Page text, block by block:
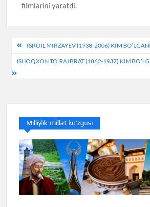
filmlarini yaratdi.
Post
menyusi
ISROIL MIRZAYEV (1938-2006) KIM
ISHOQXON TO‘RA IBRAT (1862-1937) KIM
Milliylik-millat ko’zgusi